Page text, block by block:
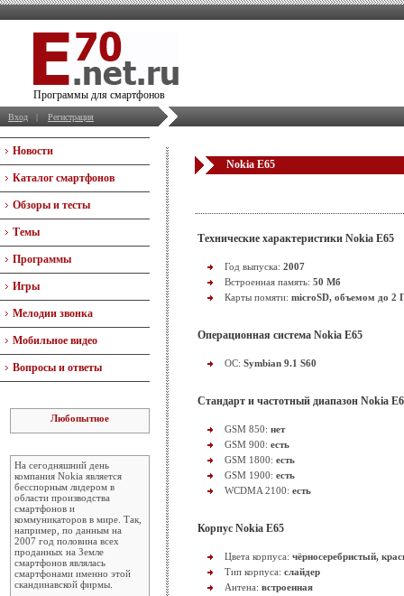
Программы для смартфонов
Вход | Регистрация
Новости
Каталог смартфонов
Обзоры и тесты
Темы
Программы
Игры
Мелодии звонка
Мобильное видео
Вопросы и ответы
Любопытное
На сегодняшний день
компания Nokia является
бесспорным лидером в
области производства
смартфонов и
коммуникаторов в мире. Так,
например, по данным на
2007 год половина всех
проданных на Земле
смартфонов являлась
смартфонами именно этой
скандинавской фирмы.
Nokia E65
Технические характеристики Nokia E65
Год выпуска: 2007
Встроенная память: 50 Мб
Карты помяти: microSD, объемом до 2
Операционная система Nokia E65
OC: Symbian 9.1 S60
Стандарт и частотный диапазон Nokia
GSM 850: нет
GSM 900: есть
GSM 1800: есть
GSM 1900: есть
WCDMA 2100: есть
Корпус Nokia E65
Цвета корпуса: чёрносеребристый,
Тип корпуса: слайдер
Антена: встроенная